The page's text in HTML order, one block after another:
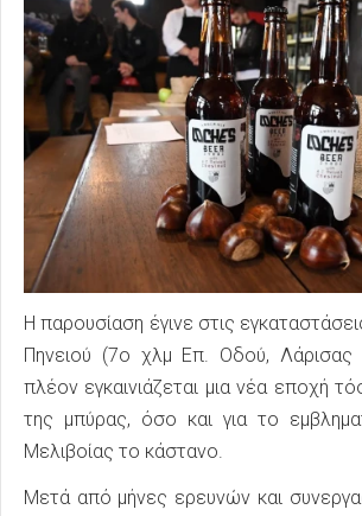
Η παρουσίαση έγινε στις
Πηνειού (7ο χλμ Επ. Οδού, Λάρισας
πλέον εγκαινιάζεται μια νέα εποχή
της μπύρας, όσο και για το
Μελιβοίας το κάστανο.
Μετά από μήνες ερευνών και